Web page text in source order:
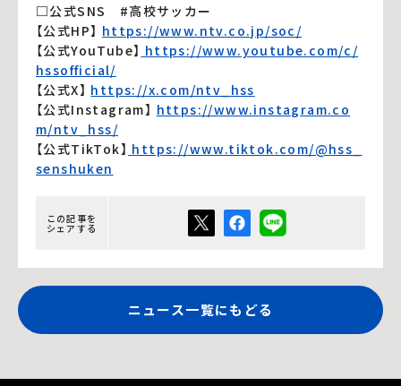
□公式SNS #高校サッカー
【公式HP】 https://www.ntv.co.jp/soc/
【公式YouTube】 https://www.youtube.com/c/
hssofficial/
【公式X】 https://x.com/ntv_hss
【公式Instagram】 https://www.instagram.co
m/ntv_hss/
【公式TikTok】 https://www.tiktok.com/@hss_
senshuken
この記事を
シェアする
ニュース一覧にもどる